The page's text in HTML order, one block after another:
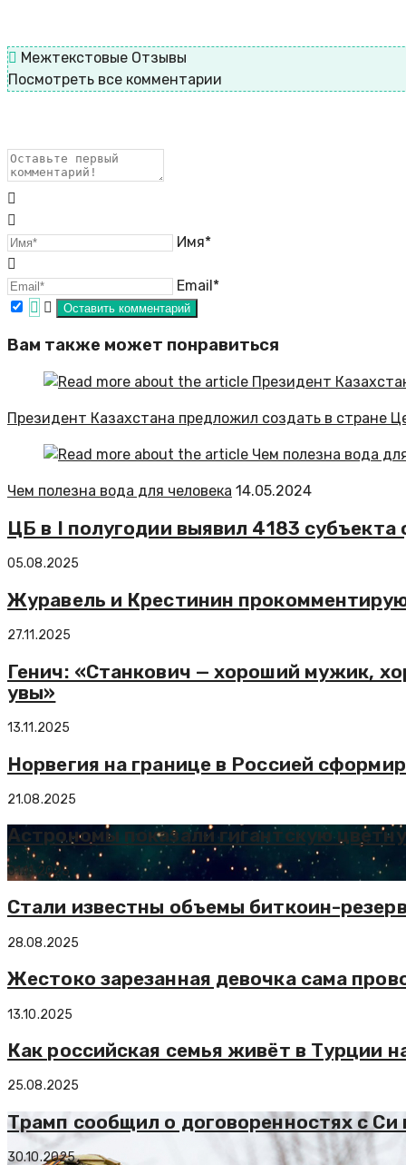
Межтекстовые Отзывы
Посмотреть все комментарии
Имя*
Email*
Вам также может понравиться
Президент Казахстана предложил создать в стране
Чем полезна вода для человека 14.05.2024
ЦБ в I полугодии выявил 4183
05.08.2025
Журавель и Крестинин
27.11.2025
Генич: «Станкович — хороший мужик,
увы»
13.11.2025
Норвегия на границе в Россией
21.08.2025
Астрономы показали гигантскую
01.11.2025
Стали известны объемы биткоин-
28.08.2025
Жестоко зарезанная девочка сама
13.10.2025
Как российская семья живёт в Турции
25.08.2025
Трамп сообщил о договоренностях с Си
30.10.2025